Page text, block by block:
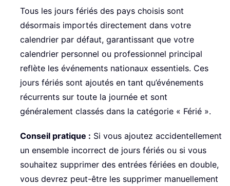
Tous les jours fériés des pays choisis sont
désormais importés directement dans votre
calendrier par défaut, garantissant que votre
calendrier personnel ou professionnel principal
reflète les événements nationaux essentiels. Ces
jours fériés sont ajoutés en tant qu’événements
récurrents sur toute la journée et sont
généralement classés dans la catégorie « Férié ».
Conseil pratique : Si vous ajoutez accidentellement
un ensemble incorrect de jours fériés ou si vous
souhaitez supprimer des entrées fériées en double,
vous devrez peut-être les supprimer manuellement